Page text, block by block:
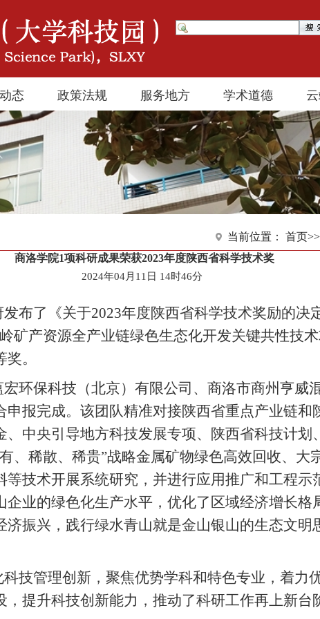
态 政策法规 服务地方 学术道德
当前位置： 首页>>
商洛学院1项科研成果荣获2023年度陕西省科学技术奖
2024年04月11日 14时46分
布了《关于2023年度陕西省科学技术奖励的决
矿产资源全产业链绿色生态化开发关键共性技
。
环保科技（北京）有限公司、商洛市商州亨威
申报完成。该团队精准对接陕西省重点产业链和
、中央引导地方科技发展专项、陕西省科技计划
、稀散、稀贵”战略金属矿物绿色高效回收、大
等技术开展系统研究，并进行应用推广和工程示
企业的绿色化生产水平，优化了区域经济增长格
济振兴，践行绿水青山就是金山银山的生态文明
技管理创新，聚焦优势学科和特色专业，着力
提升科技创新能力，推动了科研工作再上新台